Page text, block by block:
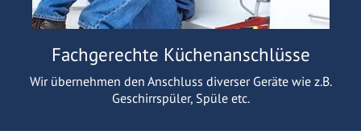
Fachgerechte Küchenanschlüsse
Wir übernehmen den Anschluss diverser Geräte wie z.B.
Geschirrspüler, Spüle etc.